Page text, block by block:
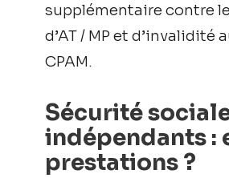
supplémentaire contre
d’AT / MP et d’invalidité
CPAM.
Sécurité
indépendants :
prestations ?